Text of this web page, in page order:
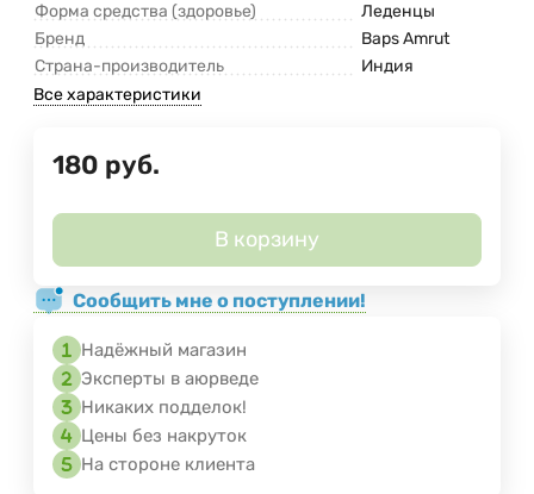
Форма средства (здоровье)
Леденцы
Бренд
Baps Amrut
Страна-производитель
Индия
Все характеристики
180 руб.
В корзину
Сообщить мне о поступлении!
Надёжный магазин
Эксперты в аюрведе
Никаких подделок!
Цены без накруток
На стороне клиента